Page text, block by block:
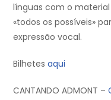
línguas com o
«todos os possíveis»
expressão vocal.
Bilhetes aqui
CANTANDO ADMONT –